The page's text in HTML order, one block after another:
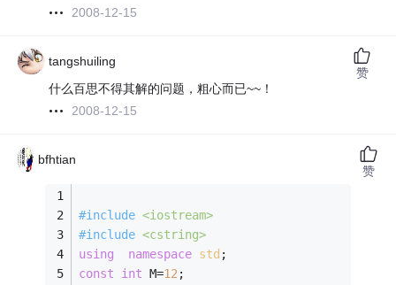
2008-12-15
tangshuiling
什么百思不得其解的问题，粗心而已~~！
2008-12-15
赞
bfhtian
#include <iostream>
#include <cstring>
using
namespace std ;
const
int M=12;
赞